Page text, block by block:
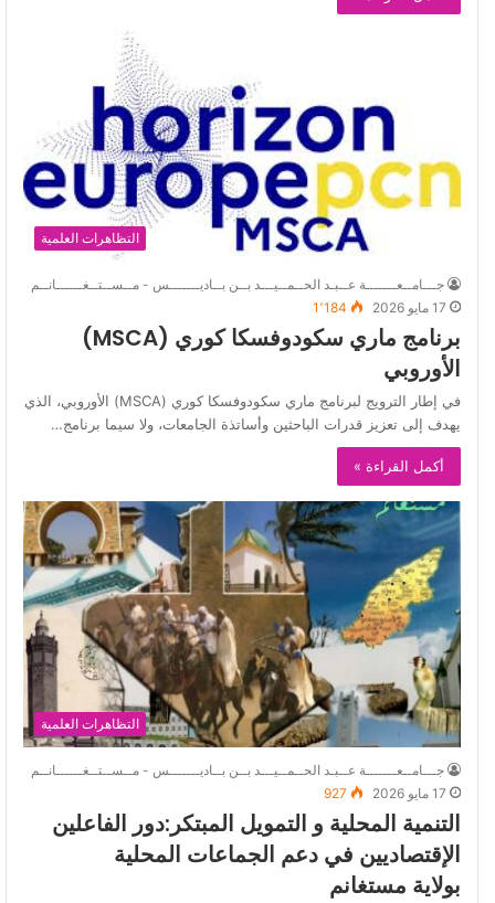
التظاهرات العلمية
جـــامــعـــــــة عــبـد الحــمــيـــد بــن بــاديـــــــس - مــســتــغــــــانــم
17 مايو 2026
1٬184
برنامج ماري سكودوفسكا كوري (MSCA)
الأوروبي
في إطار الترويج لبرنامج ماري سكودوفسكا كوري (MSCA) الأوروبي، الذي
يهدف إلى تعزيز قدرات الباحثين وأساتذة الجامعات، ولا سيما برنامج…
أكمل القراءة »
التظاهرات العلمية
جـــامــعـــــــة عــبـد الحــمــيـــد بــن بــاديـــــــس - مــســتــغــــــانــم
17 مايو 2026
927
التنمية المحلية و التمويل المبتكر:دور الفاعلين
الإقتصاديين في دعم الجماعات المحلية
بولاية مستغانم